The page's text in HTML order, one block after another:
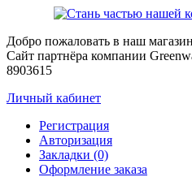
Добро пожаловать в наш
Сайт партнёра компании
8903615
Личный кабинет
Регистрация
Авторизация
Закладки (0)
Оформление заказа